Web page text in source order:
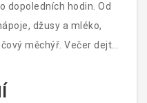
dopoledních hodin. Od
džusy a mléko,
měchýř. Večer dejte